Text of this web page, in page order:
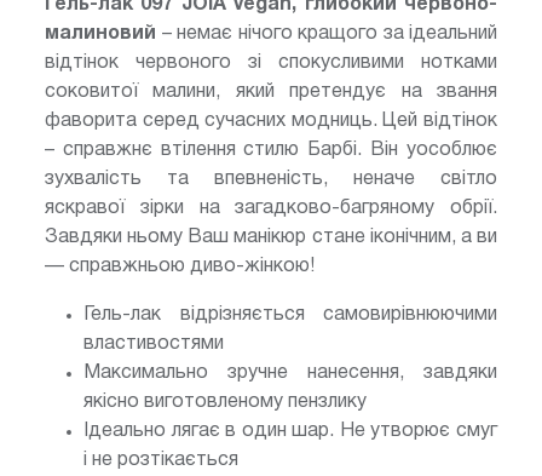
Гель-лак 097 JOIA vegan, глибокий червоно-
малиновий – немає нічого кращого за ідеальний
відтінок червоного зі спокусливими нотками
соковитої малини, який претендує на звання
фаворита серед сучасних модниць. Цей відтінок
– справжнє втілення стилю Барбі. Він уособлює
зухвалість та впевненість, неначе світло
яскравої зірки на загадково-багряному обрії.
Завдяки ньому Ваш манікюр стане іконічним, а ви
— справжньою диво-жінкою!
Гель-лак відрізняється самовирівнюючими
властивостями
Максимально зручне нанесення, завдяки
якісно виготовленому пензлику
Ідеально лягає в один шар. Не утворює смуг
і не розтікається